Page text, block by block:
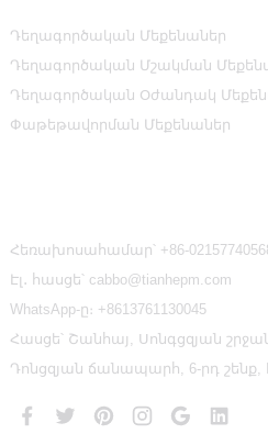
Դեղագործական Մեքենաներ
Դեղագործական Մշակման
Դեղագործական Օժանդակ
Փաթեթավորման Մեքենաներ
Հեռախոսահամար՝ +86-
Էլ․ հասցե՝ cabbo@tianhepm.com
WhatsApp-ը։ +8613761130045
Հասցե՝ Շանհայ, Սոնգցզյան
Դոնցզյան ճանապարհ, 6-րդ շենք,